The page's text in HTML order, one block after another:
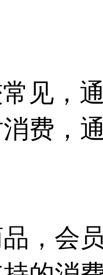
见，
费，
，会